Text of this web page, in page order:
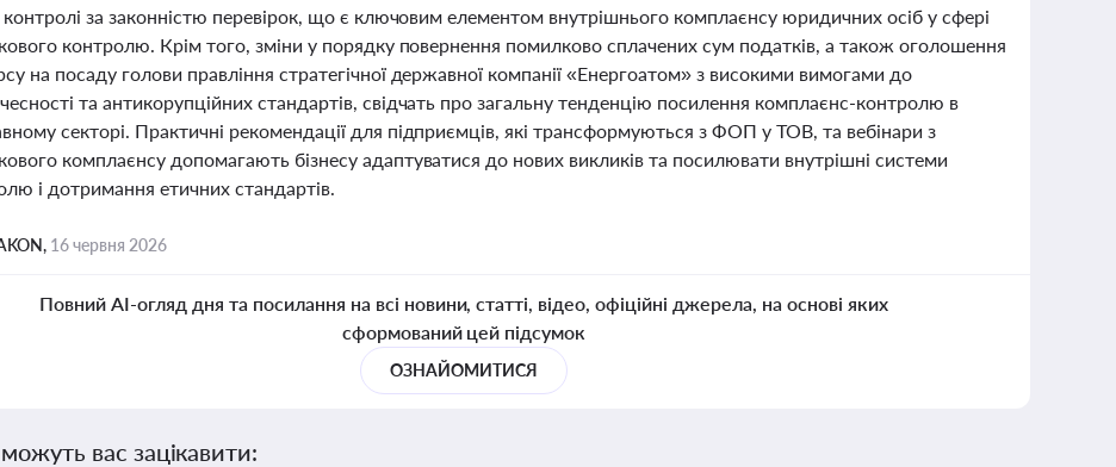
контролі за законністю перевірок, що є ключовим елементом внутрішнього комплаєнсу юридичних осіб у сфері
контролю. Крім того, зміни у порядку повернення помилково сплачених сум податків, а також оголошення
на посаду голови правління стратегічної державної компанії «Енергоатом» з високими вимогами до
та антикорупційних стандартів, свідчать про загальну тенденцію посилення комплаєнс-контролю в
секторі. Практичні рекомендації для підприємців, які трансформуються з ФОП у ТОВ, та вебінари з
комплаєнсу допомагають бізнесу адаптуватися до нових викликів та посилювати внутрішні системи
і дотримання етичних стандартів.
16 червня 2026
Повний AI-огляд дня та посилання на всі новини, статті, відео, офіційні джерела, на основі яких
сформований цей підсумок
ОЗНАЙОМИТИСЯ
вас зацікавити: